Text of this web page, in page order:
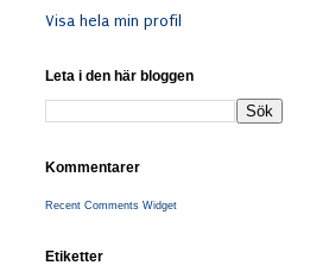
Visa hela min profil
Leta i den här bloggen
Kommentarer
Recent Comments Widget
Etiketter